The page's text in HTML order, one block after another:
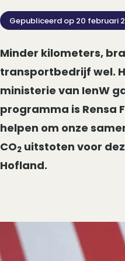
Gepubliceerd op 20 februari
Minder kilometers,
transportbedrijf wel.
ministerie van IenW
programma is Rensa
helpen om onze
CO2 uitstoten voor
Hofland.